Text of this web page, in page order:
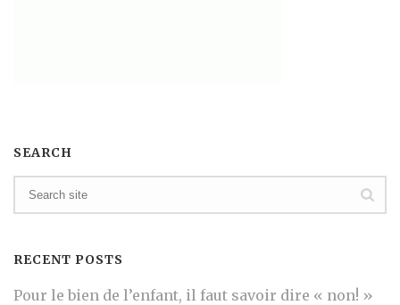
SEARCH
RECENT POSTS
Pour le bien de l’enfant, il faut savoir dire « non! »